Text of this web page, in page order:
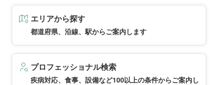
エリアから探す
都道府県、沿線、駅からご案内します
プロフェッショナル検索
疾病対応、食事、設備など100以上の条件からご案内し